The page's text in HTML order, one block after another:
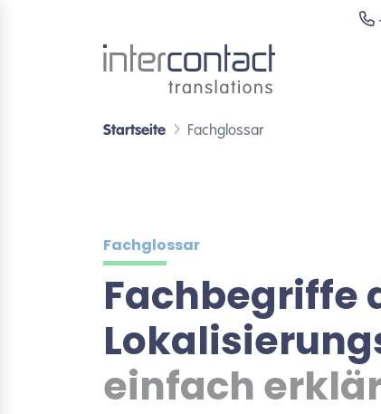
Startseite Fachglossar
Fachglossar
Fachbegriffe
einfach